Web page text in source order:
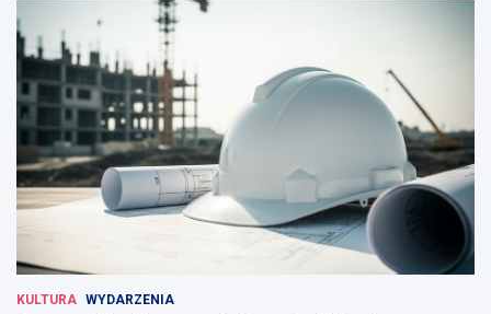
KULTURA WYDARZENIA